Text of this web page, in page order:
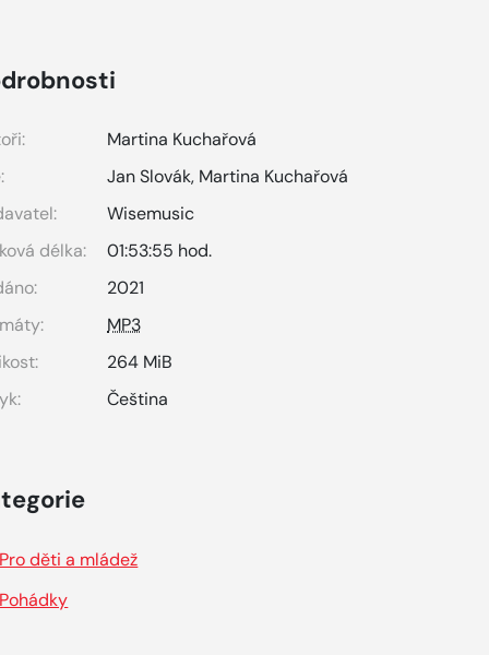
Martina Kuchařová
Jan Slovák, Martina Kuchařová
Wisemusic
délka:
01:53:55 hod.
2021
MP3
264 MiB
Čeština
Pro děti a mládež
Pohádky